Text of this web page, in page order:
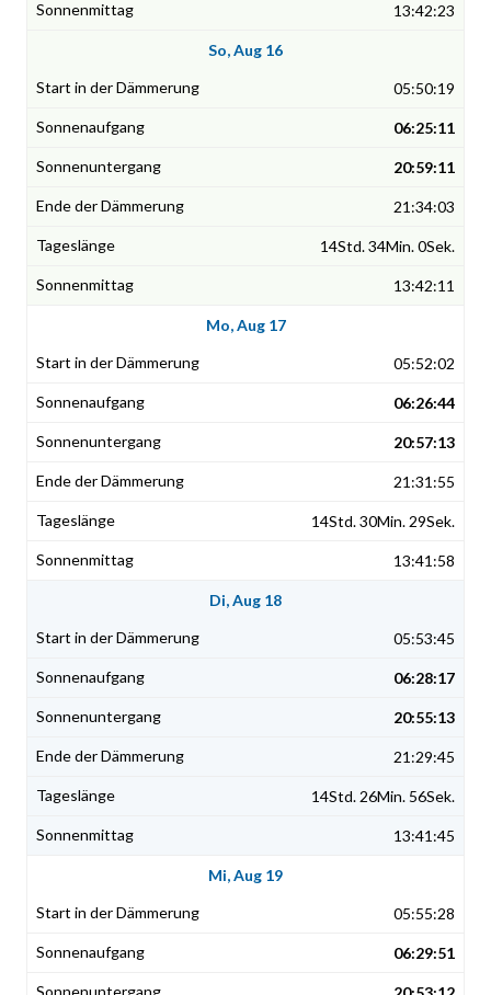
13:42:23
So, Aug 16
05:50:19
06:25:11
20:59:11
21:34:03
14Std. 34Min. 0Sek.
13:42:11
Mo, Aug 17
05:52:02
06:26:44
20:57:13
21:31:55
14Std. 30Min. 29Sek.
13:41:58
Di, Aug 18
05:53:45
06:28:17
20:55:13
21:29:45
14Std. 26Min. 56Sek.
13:41:45
Mi, Aug 19
05:55:28
06:29:51